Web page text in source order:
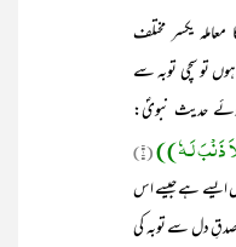
معاملہ یکسر مختلف
تو سچی توبہ سے
حدیث نبویؐ:
ذَنْبَ لَـہٗ))(۱)
ایسے ہے جیسے اس
۔صدقِ دل سے توبہ کی